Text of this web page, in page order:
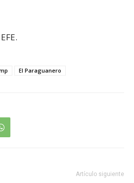
El Paraguanero
Artículo siguiente